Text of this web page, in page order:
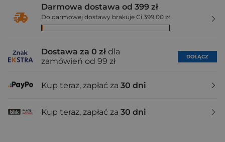
Darmowa dostawa od 399 zł
Do darmowej dostawy brakuje Ci 399,00 zł
Dostawa za 0 zł dla
zamówień od 99 zł
DOŁĄCZ
Kup teraz, zapłać za 30 dni
Kup teraz, zapłać za 30 dni